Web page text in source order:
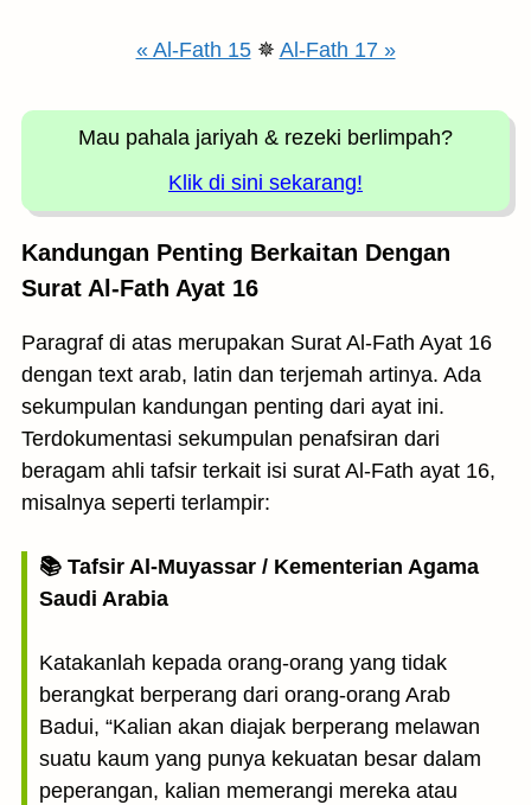
« Al-Fath 15✵ Al-Fath 17 »
Mau pahala jariyah & rezeki berlimpah?
Klik di sini sekarang!
Kandungan Penting Berkaitan Dengan
Surat Al-Fath Ayat 16
Paragraf di atas merupakan Surat Al-Fath Ayat 16
dengan text arab, latin dan terjemah artinya. Ada
sekumpulan kandungan penting dari ayat ini.
Terdokumentasi sekumpulan penafsiran dari
beragam ahli tafsir terkait isi surat Al-Fath ayat 16,
misalnya seperti terlampir:
📚 Tafsir Al-Muyassar / Kementerian Agama
Saudi Arabia
Katakanlah kepada orang-orang yang tidak
berangkat berperang dari orang-orang Arab
Badui, “Kalian akan diajak berperang melawan
suatu kaum yang punya kekuatan besar dalam
peperangan, kalian memerangi mereka atau